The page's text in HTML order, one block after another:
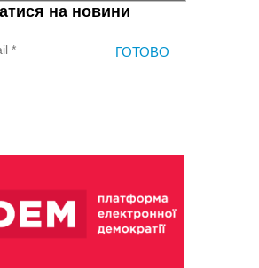
на новини